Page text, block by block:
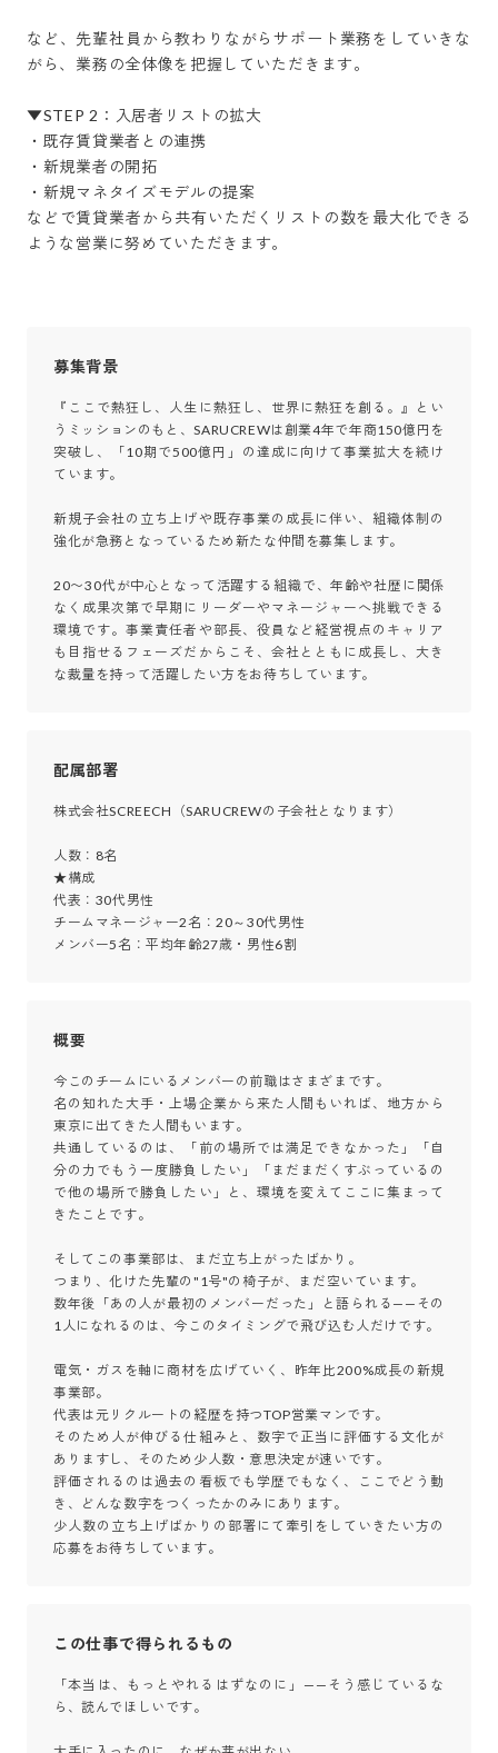
など、先輩社員から教わりながらサポート業務をしていきな
がら、業務の全体像を把握していただきます。
▼STEP 2：入居者リストの拡大
・既存賃貸業者との連携
・新規業者の開拓
・新規マネタイズモデルの提案
などで賃貸業者から共有いただくリストの数を最大化できる
ような営業に努めていただきます。
募集背景
『ここで熱狂し、人生に熱狂し、世界に熱狂を創る。』とい
うミッションのもと、SARUCREWは創業4年で年商150億円を
突破し、「10期で500億円」の達成に向けて事業拡大を続け
ています。
新規子会社の立ち上げや既存事業の成長に伴い、組織体制の
強化が急務となっているため新たな仲間を募集します。
20〜30代が中心となって活躍する組織で、年齢や社歴に関係
なく成果次第で早期にリーダーやマネージャーへ挑戦できる
環境です。事業責任者や部長、役員など経営視点のキャリア
も目指せるフェーズだからこそ、会社とともに成長し、大き
な裁量を持って活躍したい方をお待ちしています。
配属部署
株式会社SCREECH（SARUCREWの子会社となります）
人数：8名
★構成
代表：30代男性
チームマネージャー2名：20～30代男性
メンバー5名：平均年齢27歳・男性6割
概要
今このチームにいるメンバーの前職はさまざまです。
名の知れた大手・上場企業から来た人間もいれば、地方から
東京に出てきた人間もいます。
共通しているのは、「前の場所では満足できなかった」「自
分の力でもう一度勝負したい」「まだまだくすぶっているの
で他の場所で勝負したい」と、環境を変えてここに集まって
きたことです。
そしてこの事業部は、まだ立ち上がったばかり。
つまり、化けた先輩の"1号"の椅子が、まだ空いています。
数年後「あの人が最初のメンバーだった」と語られる——その
1人になれるのは、今このタイミングで飛び込む人だけです。
電気・ガスを軸に商材を広げていく、昨年比200%成長の新規
事業部。
代表は元リクルートの経歴を持つTOP営業マンです。
そのため人が伸びる仕組みと、数字で正当に評価する文化が
ありますし、そのため少人数・意思決定が速いです。
評価されるのは過去の看板でも学歴でもなく、ここでどう動
き、どんな数字をつくったかのみにあります。
少人数の立ち上げばかりの部署にて牽引をしていきたい方の
応募をお待ちしています。
この仕事で得られるもの
「本当は、もっとやれるはずなのに」——そう感じているな
ら、読んでほしいです。